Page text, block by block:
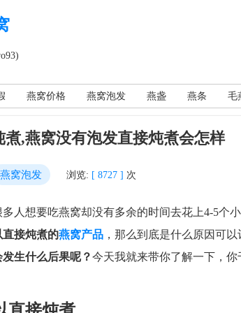
燕窝价格 燕窝泡发 燕盏 燕条 毛
,燕窝没有泡发直接炖煮会怎样
燕窝泡发 浏览: [ 8727 ] 次
人想要吃燕窝却没有多余的时间去花上4-5个
直接炖煮的燕窝产品 ，那么到底是什么原因可
生什么后果呢？今天我就来带你了解一下，你